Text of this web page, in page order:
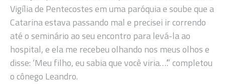
Vigília de Pentecostes em uma paróquia e soube que a
Catarina estava passando mal e precisei ir correndo
até o seminário ao seu encontro para levá-la ao
hospital, e ela me recebeu olhando nos meus olhos e
disse: ‘Meu filho, eu sabia que você viria…’.” completou
o cônego Leandro.